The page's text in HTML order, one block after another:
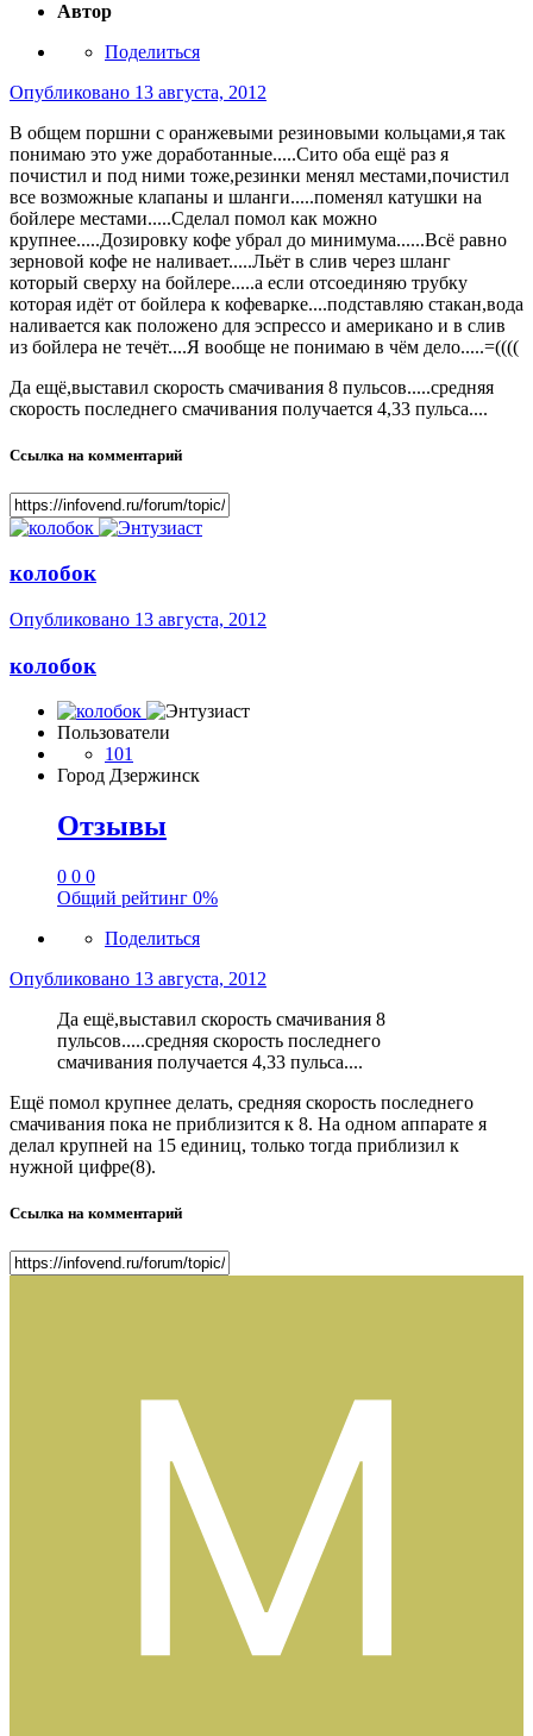
Автор
Поделиться
Опубликовано 13 августа, 2012
В общем поршни с оранжевыми резиновыми кольцами,я так
понимаю это уже доработанные.....Сито оба ещё раз я
почистил и под ними тоже,резинки менял местами,почистил
все возможные клапаны и шланги.....поменял катушки на
бойлере местами.....Сделал помол как можно
крупнее.....Дозировку кофе убрал до минимума......Всё равно
зерновой кофе не наливает.....Льёт в слив через шланг
который сверху на бойлере.....а если отсоединяю трубку
которая идёт от бойлера к кофеварке....подставляю стакан,вода
наливается как положено для эспрессо и американо и в слив
из бойлера не течёт....Я вообще не понимаю в чём дело.....=((((
Да ещё,выставил скорость смачивания 8 пульсов.....средняя
скорость последнего смачивания получается 4,33 пульса....
Ссылка на комментарий
колобок
Опубликовано 13 августа, 2012
колобок
Пользователи
101
Город Дзержинск
Отзывы
0 0 0
Общий рейтинг 0%
Поделиться
Опубликовано 13 августа, 2012
Да ещё,выставил скорость смачивания 8
пульсов.....средняя скорость последнего
смачивания получается 4,33 пульса....
Ещё помол крупнее делать, средняя скорость последнего
смачивания пока не приблизится к 8. На одном аппарате я
делал крупней на 15 единиц, только тогда приблизил к
нужной цифре(8).
Ссылка на комментарий